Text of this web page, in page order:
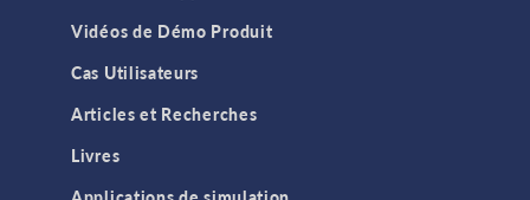
Vidéos de Démo Produit
Cas Utilisateurs
Articles et Recherches
Livres